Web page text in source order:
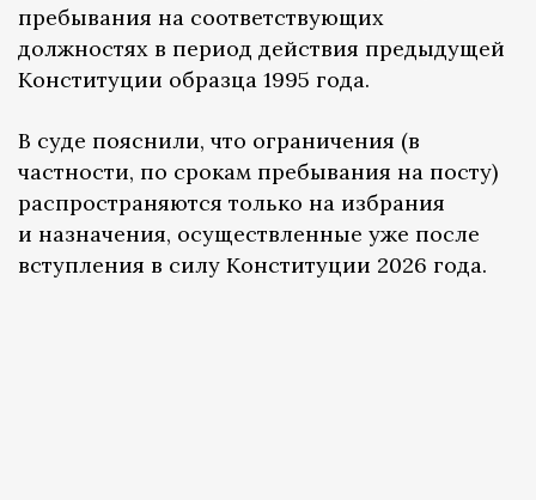
пребывания на соответствующих
должностях в период действия предыдущей
Конституции образца 1995 года.
В суде пояснили, что ограничения (в
частности, по срокам пребывания на посту)
распространяются только на избрания
и назначения, осуществленные уже после
вступления в силу Конституции 2026 года.